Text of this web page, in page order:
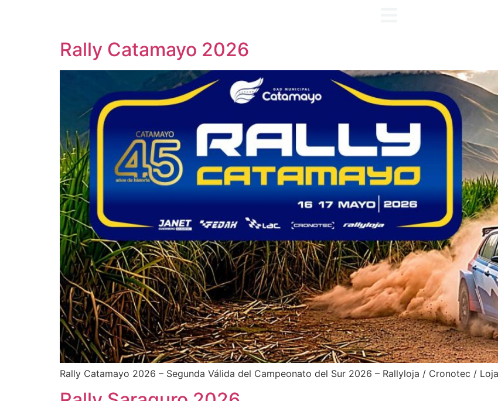
Rally Catamayo 2026
Rally Catamayo 2026 – Segunda Válida del Campeonato del Sur 2026 – Rallyloja / Cronotec /